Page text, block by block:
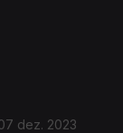
dez. 2023